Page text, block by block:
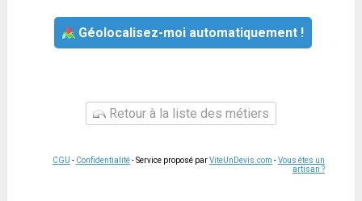
Géolocalisez-moi automatiquement !
Retour à la liste des métiers
CGU - Confidentialité- Service proposé parViteUnDevis.com -Vous êtes un
artisan ?